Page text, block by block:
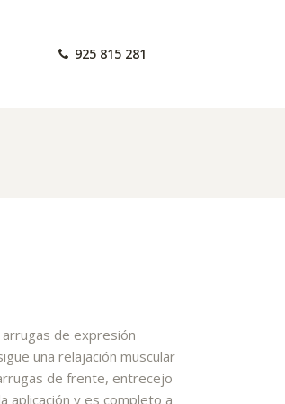
925 815 281
de expresión
una relajación muscular
de frente, entrecejo
aplicación y es completo a